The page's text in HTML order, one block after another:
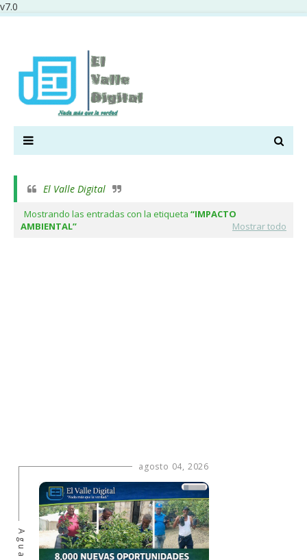
v7.0
El Valle Digital
Mostrando las entradas con la etiqueta
IMPACTO
AMBIENTAL
Mostrar todo
agosto 04, 2026
Agua